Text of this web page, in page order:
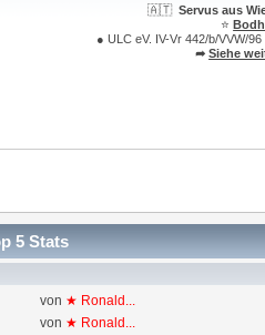
🇦🇹Servus aus
⭐️
● ULC eV. IV-Vr 442/b/VVW/
➦Siehe
5 Stats
von ★ Ronald...
von ★ Ronald...